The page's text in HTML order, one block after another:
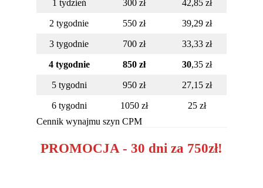
1 tydzień 300 zł 42,85 zł
2 tygodnie 550 zł 39,29 zł
3 tygodnie 700 zł 33,33 zł
4 tygodnie 850 zł 30,35 zł
5 tygodni 950 zł 27,15 zł
6 tygodni 1050 zł
25 zł
Cennik wynajmu szyn CPM
PROMOCJA - 30 dni za 750zł!